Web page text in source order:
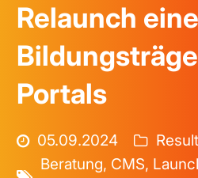
Relaunch
Portals
05.09.2024
Beratung, CMS,